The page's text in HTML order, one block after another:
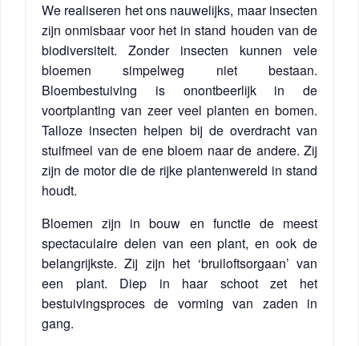
We realiseren het ons nauwelijks, maar insecten
zijn onmisbaar voor het in stand houden van de
biodiversiteit. Zonder insecten kunnen vele
bloemen simpelweg niet bestaan.
Bloembestuiving is onontbeerlijk in de
voortplanting van zeer veel planten en bomen.
Talloze insecten helpen bij de overdracht van
stuifmeel van de ene bloem naar de andere. Zij
zijn de motor die de rijke plantenwereld in stand
houdt.
Bloemen zijn in bouw en functie de meest
spectaculaire delen van een plant, en ook de
belangrijkste. Zij zijn het ‘bruiloftsorgaan’ van
een plant. Diep in haar schoot zet het
bestuivingsproces de vorming van zaden in
gang.